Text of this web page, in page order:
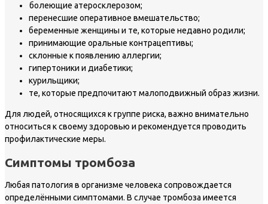
болеющие атеросклерозом;
перенесшие оперативное вмешательство;
беременные женщины и те, которые недавно родили;
принимающие оральные контрацептивы;
склонные к появлению аллергии;
гипертоники и диабетики;
курильщики;
те, которые предпочитают малоподвижный образ жизни.
Для людей, относящихся к группе риска, важно внимательно
относиться к своему здоровью и рекомендуется проводить
профилактические меры.
Симптомы тромбоза
Любая патология в организме человека сопровождается
определёнными симптомами. В случае тромбоза имеется